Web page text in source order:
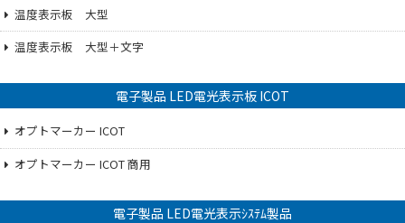
温度表示板 大型
温度表示板 大型＋文字
電子製品 LED電光表示板 ICOT
オプトマーカー ICOT
オプトマーカー ICOT 商用
電子製品 LED電光表示ｼｽﾃﾑ製品